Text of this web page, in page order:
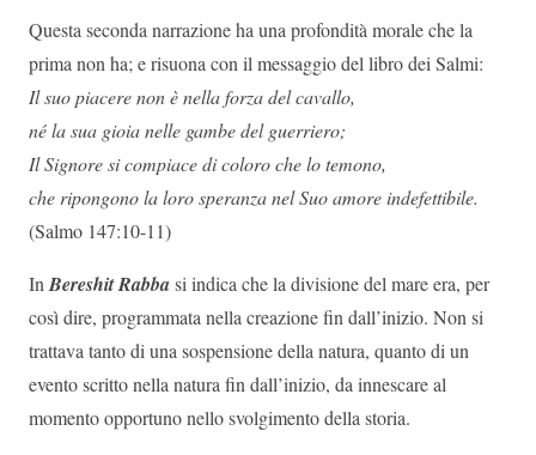
Questa seconda narrazione ha una profondità morale che la
prima non ha; e risuona con il messaggio del libro dei Salmi:
Il suo piacere non è nella forza del cavallo,
né la sua gioia nelle gambe del guerriero;
Il Signore si compiace di coloro che lo temono,
che ripongono la loro speranza nel Suo amore indefettibile.
(Salmo 147:10-11)
InBereshit Rabbasi indica che la divisione del mare era, per
così dire, programmata nella creazione fin dall’inizio. Non si
trattava tanto di una sospensione della natura, quanto di un
evento scritto nella natura fin dall’inizio, da innescare al
momento opportuno nello svolgimento della storia.